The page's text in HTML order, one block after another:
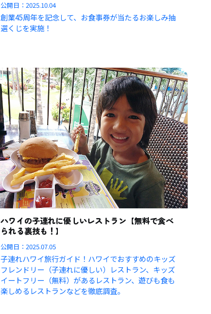
公開日：2025.10.04
創業45周年を記念して、お食事券が当たるお楽しみ抽
選くじを実施！
ハワイの子連れに優しいレストラン【無料で食べ
られる裏技も！】
公開日：2025.07.05
子連れハワイ旅行ガイド！ハワイでおすすめのキッズ
フレンドリー（子連れに優しい）レストラン、キッズ
イートフリー（無料）があるレストラン、遊びも食も
楽しめるレストランなどを徹底調査。